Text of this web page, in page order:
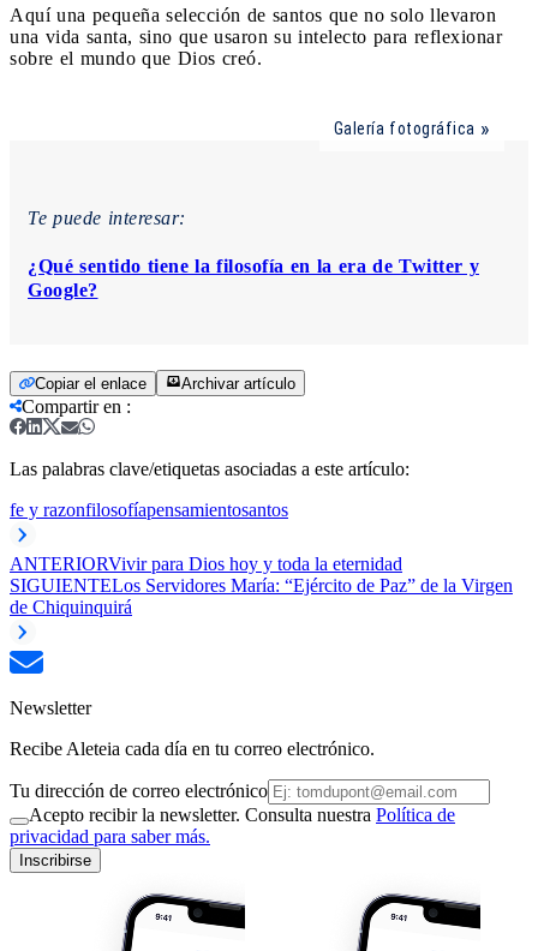
Aquí una pequeña selección de santos que no solo llevaron
una vida santa, sino que usaron su intelecto para reflexionar
sobre el mundo que Dios creó.
Galería fotográfica
Te puede interesar:
¿Qué sentido tiene la filosofía en la era de Twitter y
Google?
Copiar el enlace Archivar artículo
Compartir en :
Las palabras clave/etiquetas asociadas a este artículo:
fe y razonfilosofíapensamientosantos
ANTERIORVivir para Dios hoy y toda la eternidad
SIGUIENTELos Servidores María: “Ejército de Paz” de la Virgen
de Chiquinquirá
Newsletter
Recibe Aleteia cada día en tu correo electrónico.
Tu dirección de correo electrónico
Acepto recibir la newsletter. Consulta nuestra Política de
privacidad para saber más.
Inscribirse